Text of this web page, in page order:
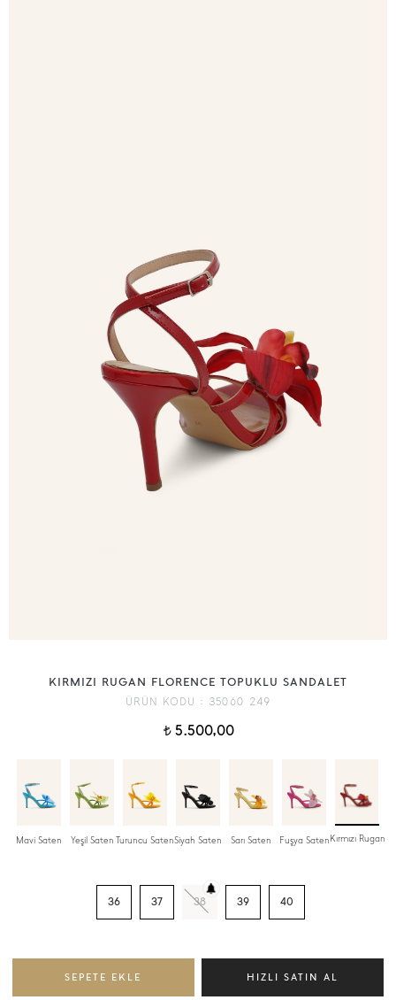
KIRMIZI RUGAN FLORENCE TOPUKLU SANDALET
ÜRÜN KODU : 35060 249
t5.500,00
Mavi Saten Yeşil Saten Turuncu SatenSiyah Saten Sarı Saten Fuşya SatenKırmızı Rugan
36 37 38 39 40